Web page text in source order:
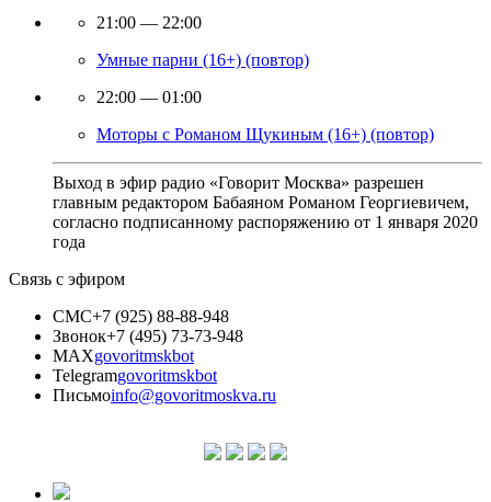
21:00 — 22:00
Умные парни (16+) (повтор)
22:00 — 01:00
Моторы с Романом Щукиным (16+) (повтор)
Выход в эфир радио «Говорит Москва» разрешен
главным редактором Бабаяном Романом Георгиевичем,
согласно подписанному распоряжению от 1 января 2020
года
Связь с эфиром
СМС+7 (925) 88-88-948
Звонок+7 (495) 73-73-948
MAXgovoritmskbot
Telegramgovoritmskbot
Письмоinfo@govoritmoskva.ru